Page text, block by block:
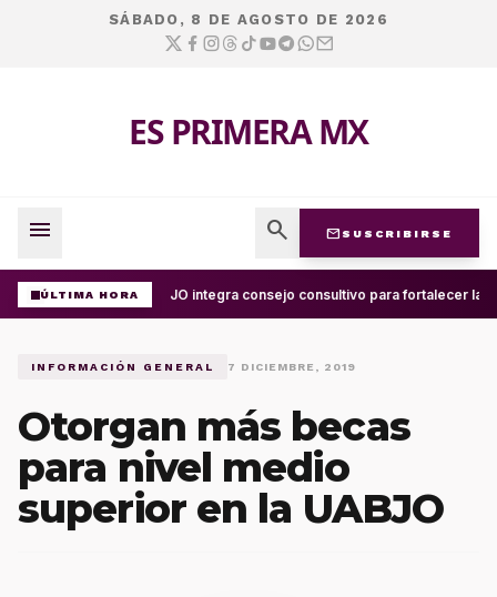
SÁBADO, 8 DE AGOSTO DE 2026
ES PRIMERA MX
menu search mail SUSCRIBIRSE
ÚLTIMA HORA UABJO integra consejo consultivo para fortalecer la
INFORMACIÓN GENERAL 7 DICIEMBRE, 2019
Otorgan más becas
para nivel medio
superior en la UABJO